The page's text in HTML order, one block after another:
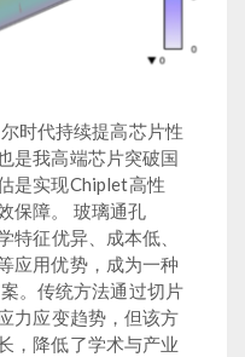
时代持续提高芯片性
是我高端芯片突破国
是实现Chiplet高性
保障。 玻璃通孔
特征优异、成本低、
应用优势，成为一种
。传统方法通过切片
力应变趋势，但该方
，降低了学术与产业